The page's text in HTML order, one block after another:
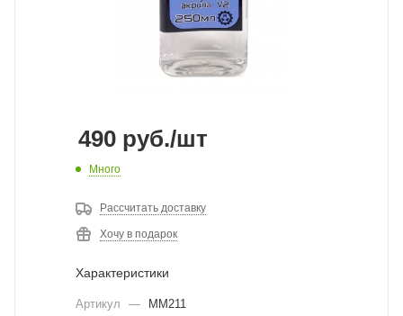
490 руб./шт
Много
Рассчитать доставку
Хочу в подарок
Характеристики
Артикул —
MM211